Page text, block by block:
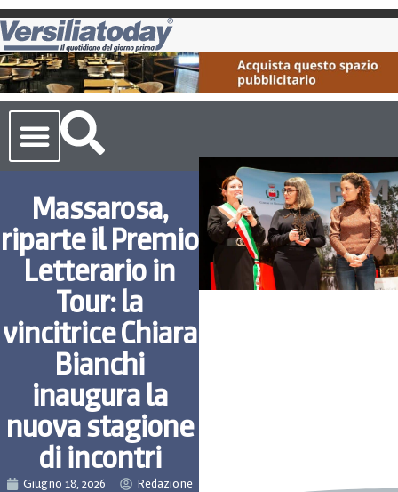
Massarosa,
riparte il Premio
Letterario in
Tour: la
vincitrice Chiara
Bianchi
inaugura la
nuova stagione
di incontri
Giugno 18, 2026 Redazione